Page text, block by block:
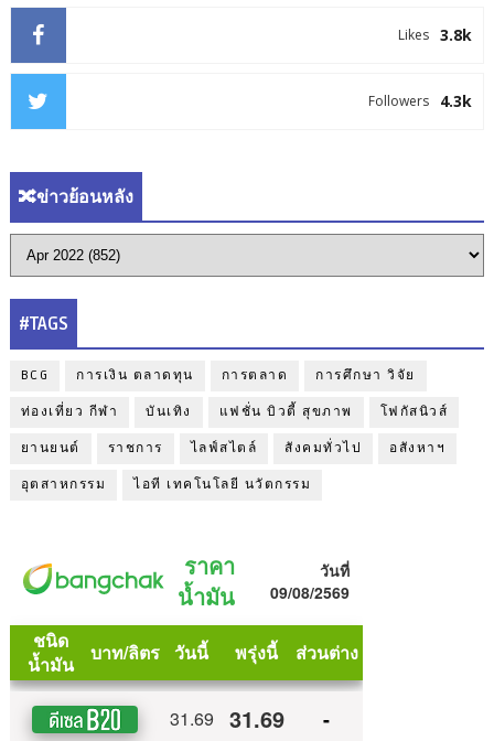
3.8k
Likes
4.3k
Followers
🔀ข่าวย้อนหลัง
#TAGS
BCG การเงิน ตลาดทุน การตลาด การศึกษา วิจัย
ท่องเที่ยว กีฬา บันเทิง แฟชั่น บิวตี้ สุขภาพ โฟกัสนิวส์
ยานยนต์ ราชการ ไลฟ์สไตล์ สังคมทั่วไป อสังหาฯ
อุตสาหกรรม ไอที เทคโนโลยี นวัตกรรม